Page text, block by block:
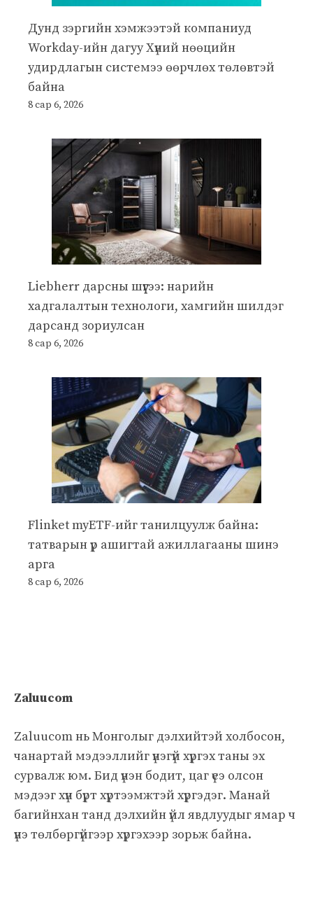
Дунд зэргийн хэмжээтэй компаниуд
Workday-ийн дагуу Хүний нөөцийн
удирдлагын системээ өөрчлөх төлөвтэй
байна
8 сар 6, 2026
Liebherr дарсны шүүгээ: нарийн
хадгалалтын технологи, хамгийн шилдэг
дарсанд зориулсан
8 сар 6, 2026
Flinket myETF-ийг танилцуулж байна:
татварын үр ашигтай ажиллагааны шинэ
арга
8 сар 6, 2026
Zaluucom
Zaluucom нь Монголыг дэлхийтэй холбосон,
чанартай мэдээллийг үнэгүй хүргэх таны эх
сурвалж юм. Бид үнэн бодит, цаг үеэ олсон
мэдээг хүн бүрт хүртээмжтэй хүргэдэг. Манай
багийнхан танд дэлхийн үйл явдлуудыг ямар ч
үнэ төлбөргүйгээр хүргэхээр зорьж байна.